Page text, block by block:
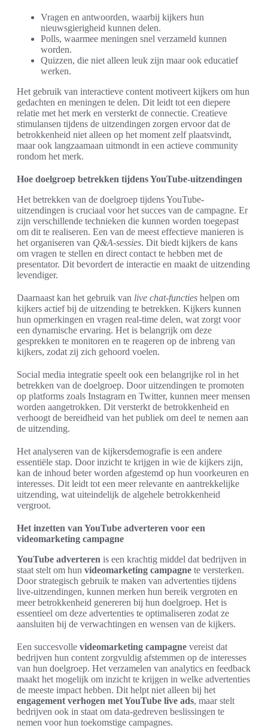
Vragen en antwoorden, waarbij kijkers hun
nieuwsgierigheid kunnen delen.
Polls, waarmee meningen snel verzameld kunnen
worden.
Quizzen, die niet alleen leuk zijn maar ook educatief
werken.
Het gebruik van interactieve content motiveert kijkers om hun
gedachten en meningen te delen. Dit leidt tot een diepere
relatie met het merk en versterkt de connectie. Creatieve
stimulansen tijdens de uitzendingen zorgen ervoor dat de
betrokkenheid niet alleen op het moment zelf plaatsvindt,
maar ook langzaamaan uitmondt in een actieve community
rondom het merk.
Hoe doelgroep betrekken tijdens YouTube-uitzendingen
Het betrekken van de doelgroep tijdens YouTube-
uitzendingen is cruciaal voor het succes van de campagne. Er
zijn verschillende technieken die kunnen worden toegepast
om dit te realiseren. Een van de meest effectieve manieren is
het organiseren van Q&A-sessies. Dit biedt kijkers de kans
om vragen te stellen en direct contact te hebben met de
presentator. Dit bevordert de interactie en maakt de uitzending
levendiger.
Daarnaast kan het gebruik van live chat-functies helpen om
kijkers actief bij de uitzending te betrekken. Kijkers kunnen
hun opmerkingen en vragen real-time delen, wat zorgt voor
een dynamische ervaring. Het is belangrijk om deze
gesprekken te monitoren en te reageren op de inbreng van
kijkers, zodat zij zich gehoord voelen.
Social media integratie speelt ook een belangrijke rol in het
betrekken van de doelgroep. Door uitzendingen te promoten
op platforms zoals Instagram en Twitter, kunnen meer mensen
worden aangetrokken. Dit versterkt de betrokkenheid en
verhoogt de bereidheid van het publiek om deel te nemen aan
de uitzending.
Het analyseren van de kijkersdemografie is een andere
essentiële stap. Door inzicht te krijgen in wie de kijkers zijn,
kan de inhoud beter worden afgestemd op hun voorkeuren en
interesses. Dit leidt tot een meer relevante en aantrekkelijke
uitzending, wat uiteindelijk de algehele betrokkenheid
vergroot.
Het inzetten van YouTube adverteren voor een
videomarketing campagne
YouTube adverteren is een krachtig middel dat bedrijven in
staat stelt om hun videomarketing campagne te versterken.
Door strategisch gebruik te maken van advertenties tijdens
live-uitzendingen, kunnen merken hun bereik vergroten en
meer betrokkenheid genereren bij hun doelgroep. Het is
essentieel om deze advertenties te optimaliseren zodat ze
aansluiten bij de verwachtingen en wensen van de kijkers.
Een succesvolle videomarketing campagne vereist dat
bedrijven hun content zorgvuldig afstemmen op de interesses
van hun doelgroep. Het verzamelen van analytics en feedback
maakt het mogelijk om inzicht te krijgen in welke advertenties
de meeste impact hebben. Dit helpt niet alleen bij het
engagement verhogen met YouTube live ads, maar stelt
bedrijven ook in staat om data-gedreven beslissingen te
nemen voor hun toekomstige campagnes.